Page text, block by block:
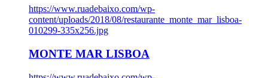
https://www.ruadebaixo.com/wp-
content/uploads/2018/08/restaurante_monte_mar_lisboa-
010299-335x256.jpg
MONTE MAR LISBOA